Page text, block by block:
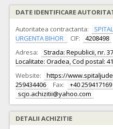
DATE IDENTIFICARE
Autoritatea contractanta:
URGENTA BIHOR
CIF:
4208498
Adresa:
Strada: Republicii, nr.
Localitate: Oradea, Cod postal:
Website:
https://
259434406
Fax: +40 259417169
scjo.achizitii@yahoo.com
DETALII ACHIZITIE